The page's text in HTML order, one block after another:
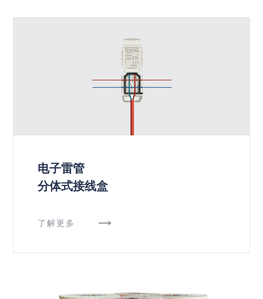
电子雷管
分体式接线盒
了解更多